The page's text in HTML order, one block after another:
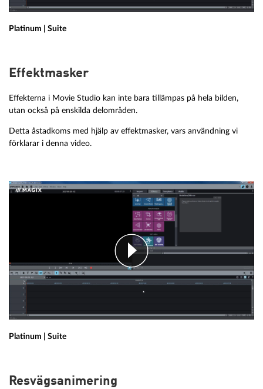
Platinum | Suite
Effektmasker
Effekterna i Movie Studio kan inte bara tillämpas på hela bilden,
utan också på enskilda delområden.
Detta åstadkoms med hjälp av effektmasker, vars användning vi
förklarar i denna video.
Platinum | Suite
Resvägsanimering